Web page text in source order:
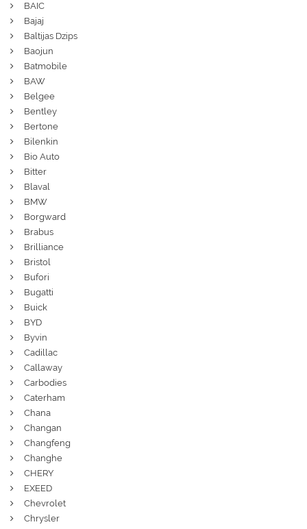
BAIC
Bajaj
Baltijas Dzips
Baojun
Batmobile
BAW
Belgee
Bentley
Bertone
Bilenkin
Bio Auto
Bitter
Blaval
BMW
Borgward
Brabus
Brilliance
Bristol
Bufori
Bugatti
Buick
BYD
Byvin
Cadillac
Callaway
Carbodies
Caterham
Chana
Changan
Changfeng
Changhe
CHERY
EXEED
Chevrolet
Chrysler